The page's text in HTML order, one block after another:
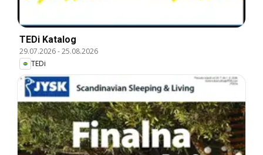
TEDi Katalog
29.07.2026-25.08.2026
TEDi